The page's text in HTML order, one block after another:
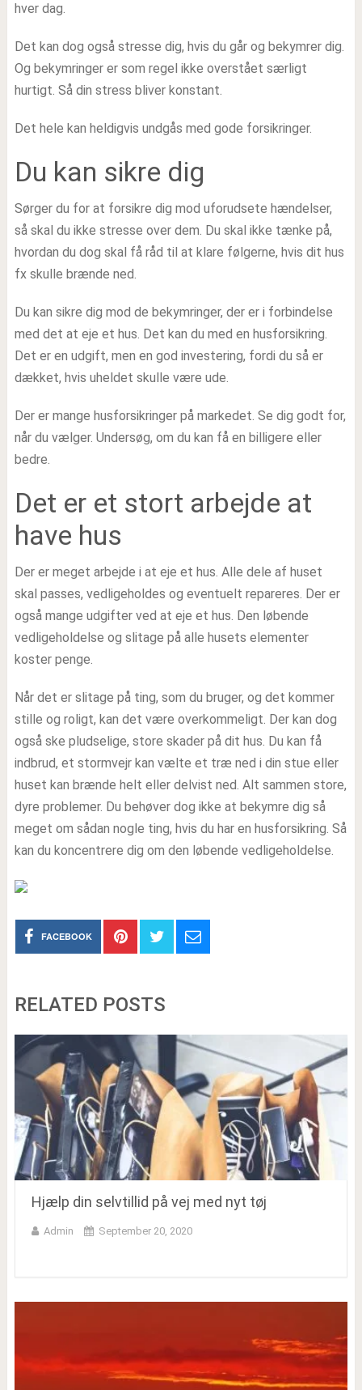
hver dag.
Det kan dog også stresse dig, hvis du går og bekymrer dig.
Og bekymringer er som regel ikke overstået særligt
hurtigt. Så din stress bliver konstant.
Det hele kan heldigvis undgås med gode forsikringer.
Du kan sikre dig
Sørger du for at forsikre dig mod uforudsete hændelser,
så skal du ikke stresse over dem. Du skal ikke tænke på,
hvordan du dog skal få råd til at klare følgerne, hvis dit hus
fx skulle brænde ned.
Du kan sikre dig mod de bekymringer, der er i forbindelse
med det at eje et hus. Det kan du med en husforsikring.
Det er en udgift, men en god investering, fordi du så er
dækket, hvis uheldet skulle være ude.
Der er mange husforsikringer på markedet. Se dig godt for,
når du vælger. Undersøg, om du kan få en billigere eller
bedre.
Det er et stort arbejde at
have hus
Der er meget arbejde i at eje et hus. Alle dele af huset
skal passes, vedligeholdes og eventuelt repareres. Der er
også mange udgifter ved at eje et hus. Den løbende
vedligeholdelse og slitage på alle husets elementer
koster penge.
Når det er slitage på ting, som du bruger, og det kommer
stille og roligt, kan det være overkommeligt. Der kan dog
også ske pludselige, store skader på dit hus. Du kan få
indbrud, et stormvejr kan vælte et træ ned i din stue eller
huset kan brænde helt eller delvist ned. Alt sammen store,
dyre problemer. Du behøver dog ikke at bekymre dig så
meget om sådan nogle ting, hvis du har en husforsikring. Så
kan du koncentrere dig om den løbende vedligeholdelse.
FACEBOOK
RELATED POSTS
Hjælp din selvtillid på vej med nyt tøj
Admin September 20, 2020